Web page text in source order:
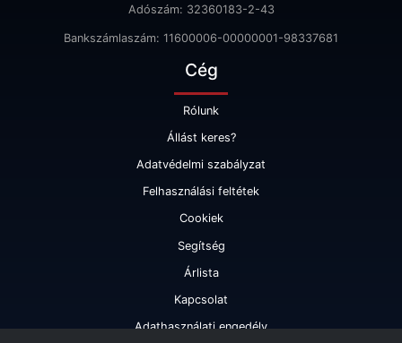
Adószám: 32360183-2-43
Bankszámlaszám: 11600006-00000001-98337681
Cég
Rólunk
Állást keres?
Adatvédelmi szabályzat
Felhasználási feltétek
Cookiek
Segítség
Árlista
Kapcsolat
Adathasználati engedély